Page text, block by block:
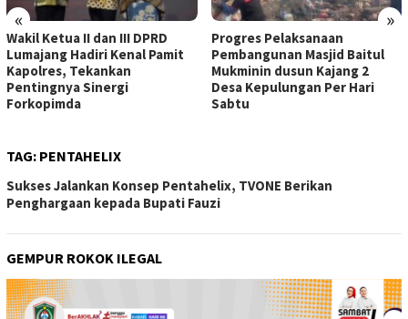
« »
Wakil Ketua II dan III DPRD
Lumajang Hadiri Kenal Pamit
Kapolres, Tekankan
Pentingnya Sinergi
Forkopimda
Progres Pelaksanaan
Pembangunan Masjid Baitul
Mukminin dusun Kajang 2
Desa Kepulungan Per Hari
Sabtu
TAG: PENTAHELIX
Sukses Jalankan Konsep Pentahelix, TVONE Berikan
Penghargaan kepada Bupati Fauzi
GEMPUR ROKOK ILEGAL